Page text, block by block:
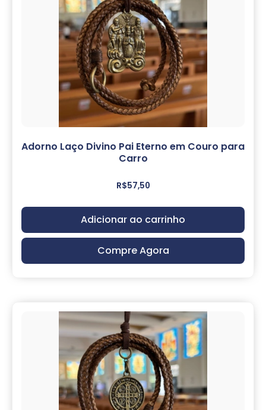
Adorno Laço Divino Pai Eterno em Couro para
Carro
R$57,50
Adicionar ao carrinho
Compre Agora